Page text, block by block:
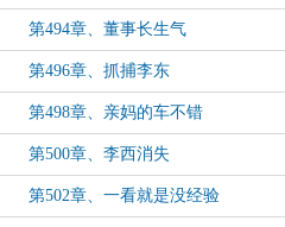
第494章、董事长生气
第496章、抓捕李东
第498章、亲妈的车不错
第500章、李西消失
第502章、一看就是没经验